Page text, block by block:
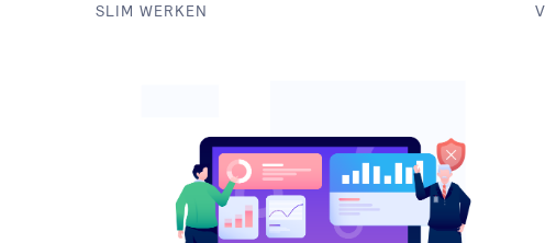
SLIM WERKEN